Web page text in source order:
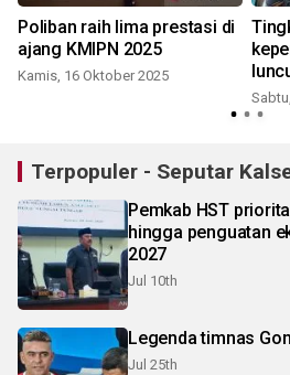
Poliban raih lima prestasi di
ajang KMIPN 2025
Kamis, 16 Oktober 2025
Terpopuler - Seputar
Pemkab HST
hingga penguatan
2027
Jul 10th
Legenda timnas
Jul 25th